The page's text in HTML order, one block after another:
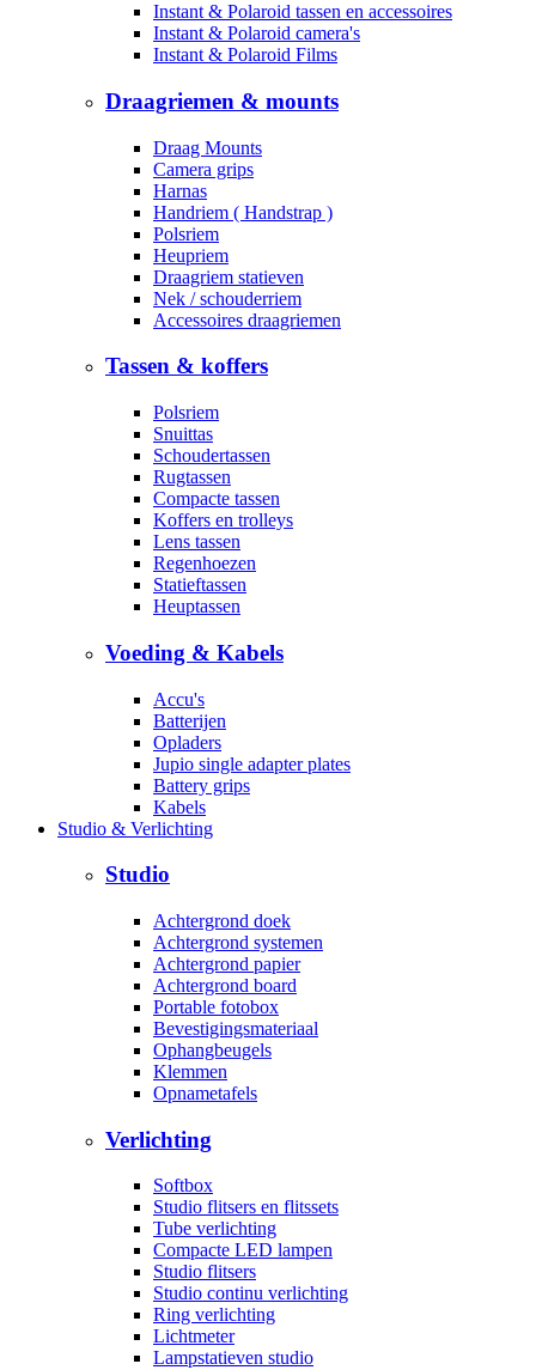
Instant & Polaroid tassen en accessoires
Instant & Polaroid camera's
Instant & Polaroid Films
Draagriemen & mounts
Draag Mounts
Camera grips
Harnas
Handriem ( Handstrap )
Polsriem
Heupriem
Draagriem statieven
Nek / schouderriem
Accessoires draagriemen
Tassen & koffers
Polsriem
Snuittas
Schoudertassen
Rugtassen
Compacte tassen
Koffers en trolleys
Lens tassen
Regenhoezen
Statieftassen
Heuptassen
Voeding & Kabels
Accu's
Batterijen
Opladers
Jupio single adapter plates
Battery grips
Kabels
Studio & Verlichting
Studio
Achtergrond doek
Achtergrond systemen
Achtergrond papier
Achtergrond board
Portable fotobox
Bevestigingsmateriaal
Ophangbeugels
Klemmen
Opnametafels
Verlichting
Softbox
Studio flitsers en flitssets
Tube verlichting
Compacte LED lampen
Studio flitsers
Studio continu verlichting
Ring verlichting
Lichtmeter
Lampstatieven studio